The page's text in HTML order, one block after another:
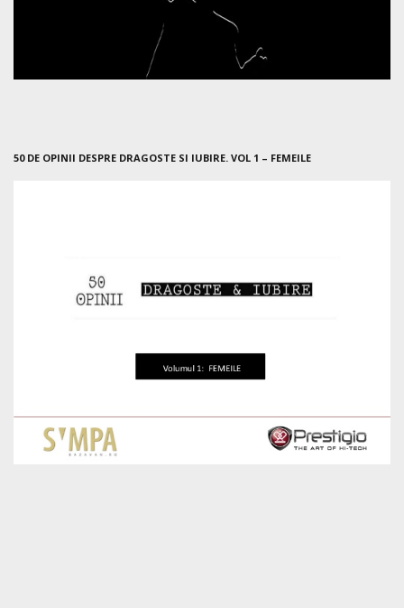
50 DE OPINII DESPRE DRAGOSTE SI IUBIRE. VOL 1 – FEMEILE